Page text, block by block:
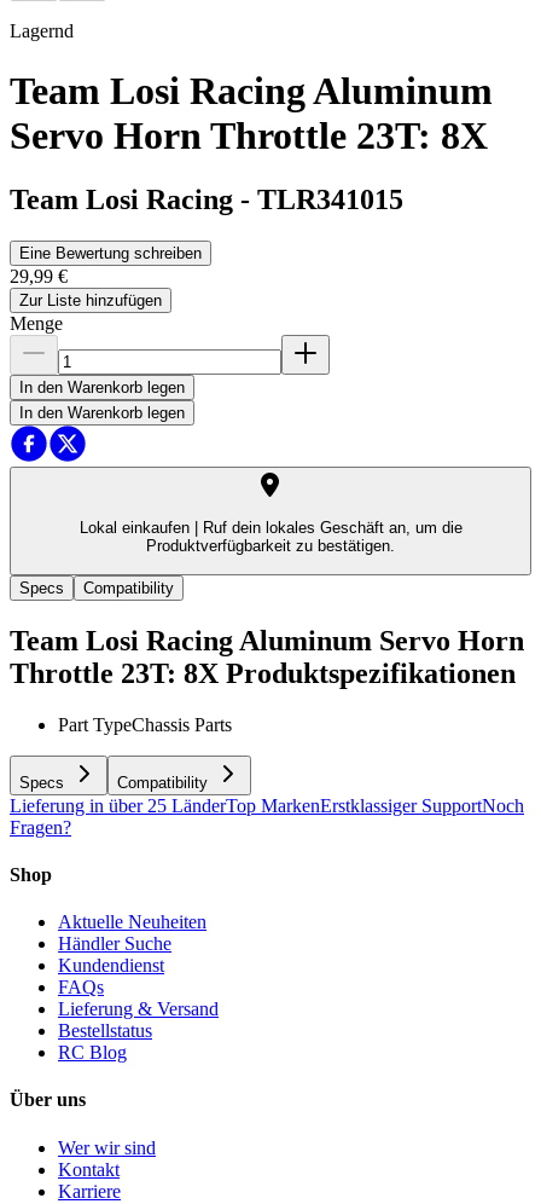
Lagernd
Team Losi Racing Aluminum
Servo Horn Throttle 23T: 8X
Team Losi Racing - TLR341015
Eine Bewertung schreiben
29,99 €
Zur Liste hinzufügen
Menge
In den Warenkorb legen
In den Warenkorb legen
Lokal einkaufen |
Ruf dein lokales Geschäft an, um die
Produktverfügbarkeit zu bestätigen.
Specs Compatibility
Team Losi Racing Aluminum Servo Horn
Throttle 23T: 8X Produktspezifikationen
Part TypeChassis Parts
Specs Compatibility
Lieferung in über 25 LänderTop MarkenErstklassiger SupportNoch
Fragen?
Shop
Aktuelle Neuheiten
Händler Suche
Kundendienst
FAQs
Lieferung & Versand
Bestellstatus
RC Blog
Über uns
Wer wir sind
Kontakt
Karriere